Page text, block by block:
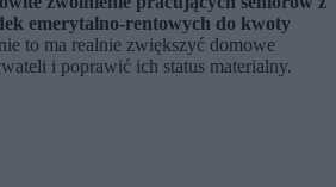
emerytalno-rentowych do kwoty
to ma realnie zwiększyć domowe
i poprawić ich status materialny.